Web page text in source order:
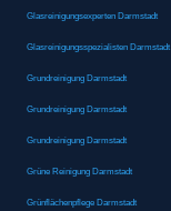
Glasreinigungsexperten Darmstadt
Glasreinigungsspezialisten Darmstadt
Grundreinigung Darmstadt
Grundreinigung Darmstadt
Grundreinigung Darmstadt
Grüne Reinigung Darmstadt
Grünflächenpflege Darmstadt